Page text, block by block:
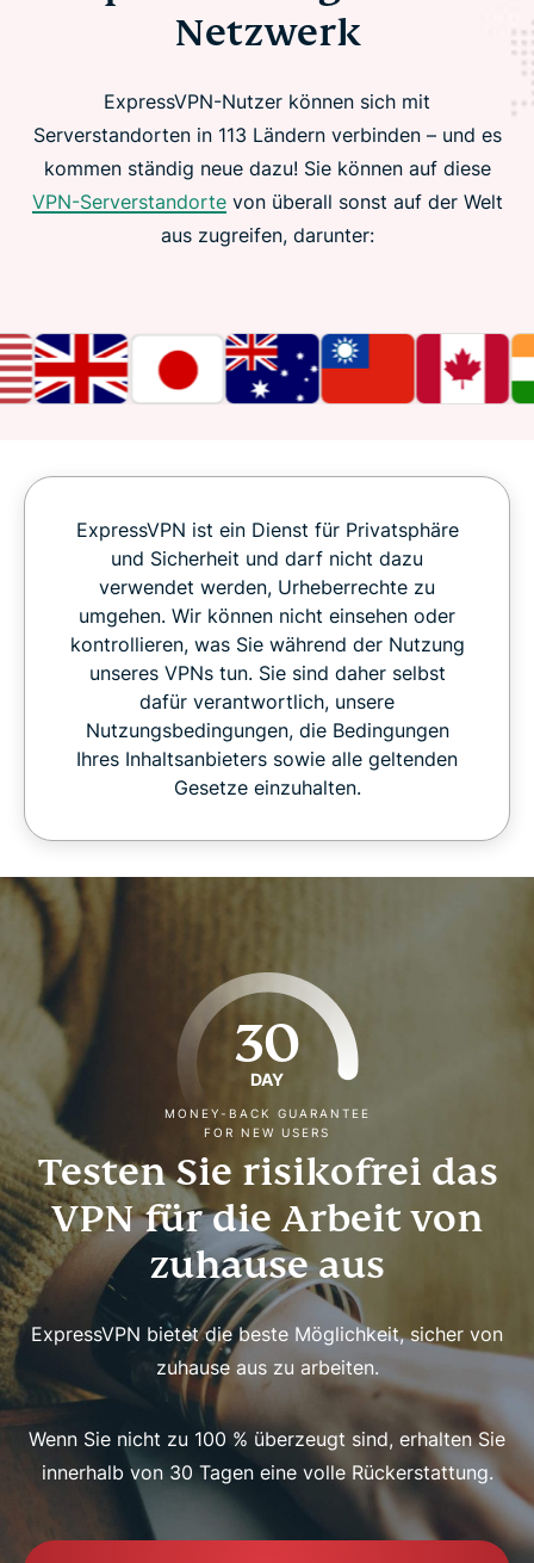
Netzwerk
ExpressVPN-Nutzer können sich mit
Serverstandorten in 113 Ländern verbinden – und es
kommen ständig neue dazu! Sie können auf diese
VPN-Serverstandortevon überall sonst auf der Welt
aus zugreifen, darunter:
ExpressVPN ist ein Dienst für Privatsphäre
und Sicherheit und darf nicht dazu
verwendet werden, Urheberrechte zu
umgehen. Wir können nicht einsehen oder
kontrollieren, was Sie während der Nutzung
unseres VPNs tun. Sie sind daher selbst
dafür verantwortlich, unsere
Nutzungsbedingungen, die Bedingungen
Ihres Inhaltsanbieters sowie alle geltenden
Gesetze einzuhalten.
30
DAY
MONEY-BACK GUARANTEE
FOR NEW USERS
Testen Sie risikofrei das
VPN für die Arbeit von
zuhause aus
ExpressVPN bietet die beste Möglichkeit, sicher von
zuhause aus zu arbeiten.
Wenn Sie nicht zu 100 % überzeugt sind, erhalten Sie
innerhalb von 30 Tagen eine volle Rückerstattung.